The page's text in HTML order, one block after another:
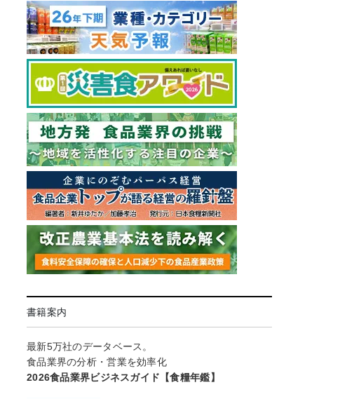
書籍案内
最新5万社のデータベース。
食品業界の分析・営業を効率化
2026食品業界ビジネスガイド【食糧年鑑】